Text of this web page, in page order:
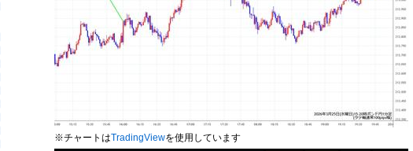
※チャートはTradingViewを使用しています